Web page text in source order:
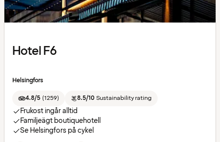
Hotel F6
Helsingfors
4.8/5 (1259) 8.5/10 Sustainability rating
Frukost ingår alltid
Familjeägt boutiquehotell
Se Helsingfors på cykel